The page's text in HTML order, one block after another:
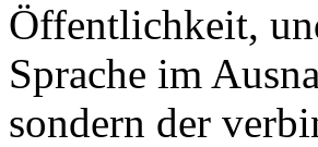
Öffentlichkeit,
Sprache im
sondern der